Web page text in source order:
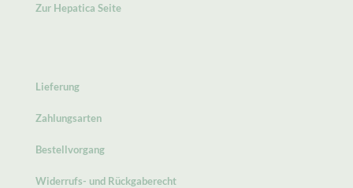
Zur Hepatica Seite
Lieferung
Zahlungsarten
Bestellvorgang
Widerrufs- und Rückgaberecht